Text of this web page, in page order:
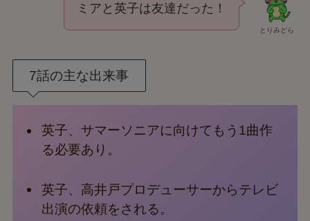
とりみどら
ミアと英子は友達だった！
7話の主な出来事
英子、サマーソニアに向けてもう1曲作
る必要あり。
英子、高井戸プロデューサーからテレビ
出演の依頼をされる。